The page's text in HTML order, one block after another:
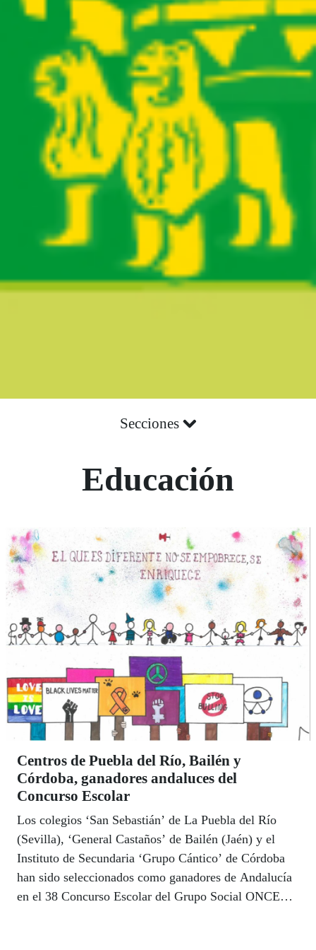
Secciones
Educación
Centros de Puebla del Río, Bailén y
Córdoba, ganadores andaluces del
Concurso Escolar
Los colegios ‘San Sebastián’ de La Puebla del Río
(Sevilla), ‘General Castaños’ de Bailén (Jaén) y el
Instituto de Secundaria ‘Grupo Cántico’ de Córdoba
han sido seleccionados como ganadores de Andalucía
en el 38 Concurso Escolar del Grupo Social ONCE